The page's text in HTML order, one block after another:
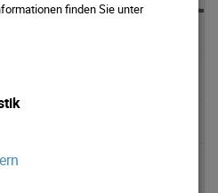
finden Sie unter